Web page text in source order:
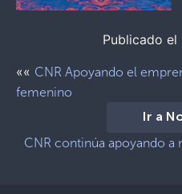
Publicado
«« CNR Apoyando el
femenino
Ir a
CNR continúa apoyando a